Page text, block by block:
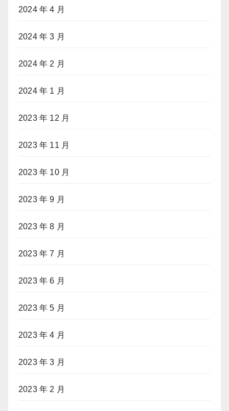
2024 年 4 月
2024 年 3 月
2024 年 2 月
2024 年 1 月
2023 年 12 月
2023 年 11 月
2023 年 10 月
2023 年 9 月
2023 年 8 月
2023 年 7 月
2023 年 6 月
2023 年 5 月
2023 年 4 月
2023 年 3 月
2023 年 2 月